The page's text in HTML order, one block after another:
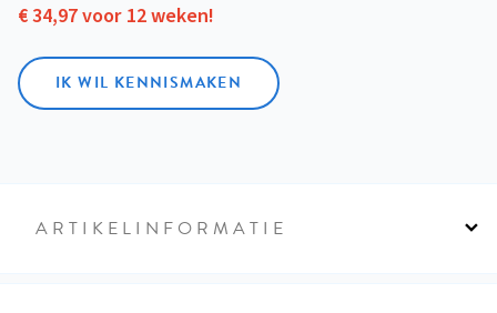
€ 34,97 voor 12 weken!
IK WIL KENNISMAKEN
ARTIKELINFORMATIE